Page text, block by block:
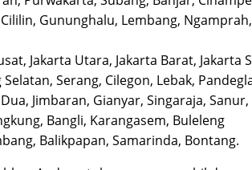
Gununghalu, Lembang,
Jakarta Utara, Jakarta Barat, Jakarta
Serang, Cilegon, Lebak,
Jimbaran, Gianyar, Singaraja, Sanur,
Bangli, Karangasem, Buleleng
Balikpapan, Samarinda, Bontang.